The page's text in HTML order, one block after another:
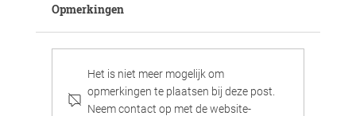
Opmerkingen
Het is niet meer mogelijk om
opmerkingen te plaatsen bij deze post.
Neem contact op met de website-